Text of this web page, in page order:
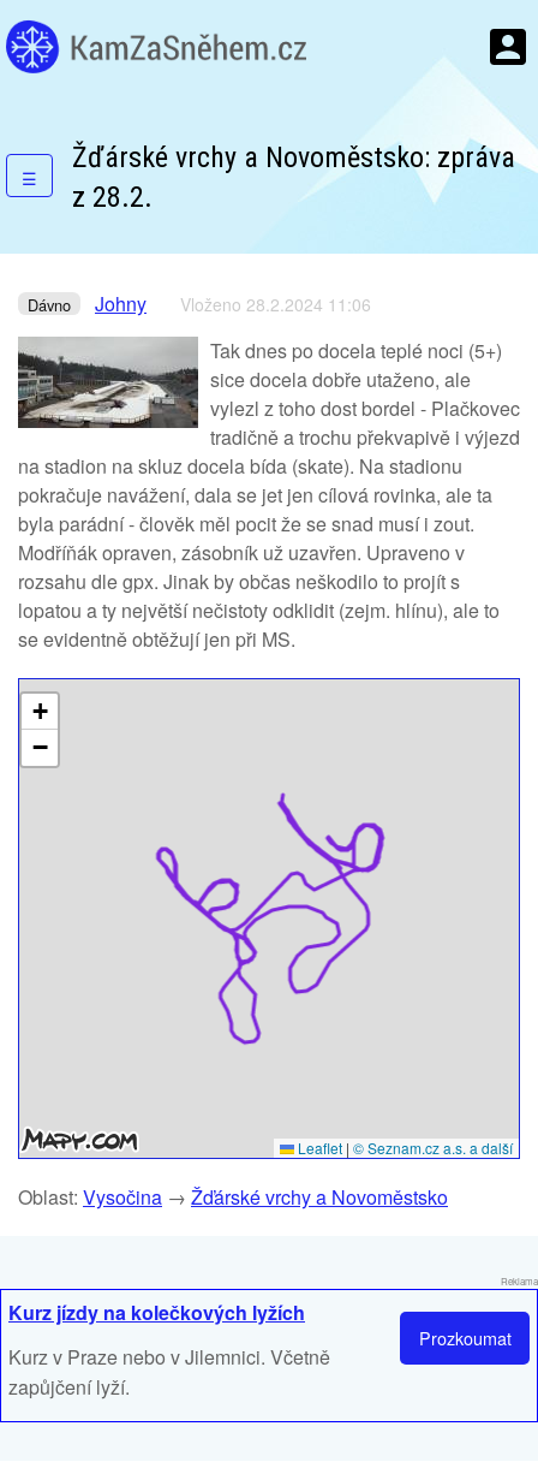
☰
Žďárské vrchy a Novoměstsko: zpráva
z 28.2.
Dávno Johny Vloženo 28.2.2024 11:06
Tak dnes po docela teplé noci (5+)
sice docela dobře utaženo, ale
vylezl z toho dost bordel - Plačkovec
tradičně a trochu překvapivě i výjezd
na stadion na skluz docela bída (skate). Na stadionu
pokračuje navážení, dala se jet jen cílová rovinka, ale ta
byla parádní - člověk měl pocit že se snad musí i zout.
Modříňák opraven, zásobník už uzavřen. Upraveno v
rozsahu dle gpx. Jinak by občas neškodilo to projít s
lopatou a ty největší nečistoty odklidit (zejm. hlínu), ale to
se evidentně obtěžují jen při MS.
+
−
Leaflet | © Seznam.cz a.s. a další
Oblast: Vysočina → Žďárské vrchy a Novoměstsko
Reklama
Prozkoumat
Kurz jízdy na kolečkových lyžích
Kurz v Praze nebo v Jilemnici. Včetně
zapůjčení lyží.